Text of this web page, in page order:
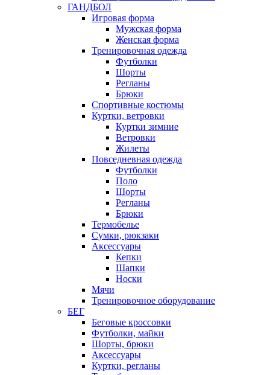
ГАНДБОЛ
Игровая форма
Мужская форма
Женская форма
Тренировочная одежда
Футболки
Шорты
Регланы
Брюки
Спортивные костюмы
Куртки, ветровки
Куртки зимние
Ветровки
Жилеты
Повседневная одежда
Футболки
Поло
Шорты
Регланы
Брюки
Термобелье
Сумки, рюкзаки
Аксессуары
Кепки
Шапки
Носки
Мячи
Тренировочное оборудование
БЕГ
Беговые кроссовки
Футболки, майки
Шорты, брюки
Аксессуары
Куртки, регланы